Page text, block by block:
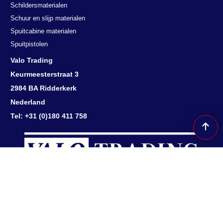
Schildersmaterialen
Schuur en slijp materialen
Spuitcabine materialen
Spuitpistolen
Valo Trading
Keurmeesterstraat 3
2984 BA Ridderkerk
Nederland
Tel: +31 (0)180 411 758